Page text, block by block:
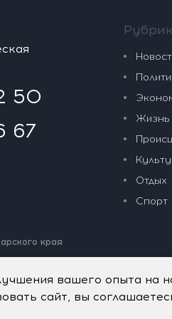
50
67
края
Ctrl+Enter.
Жизнь
Отдых
Спорт
вашего опыта на
сайт, вы